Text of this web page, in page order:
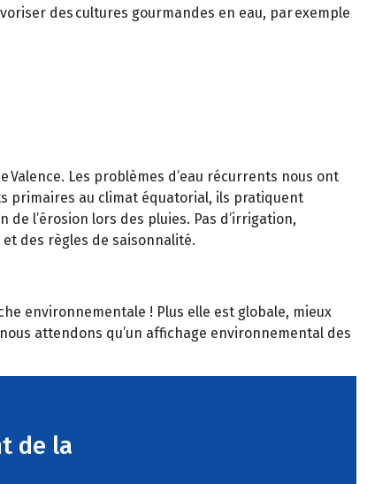
des cultures gourmandes en eau, par exemple
Valence. Les problèmes d’eau récurrents nous ont
primaires au climat équatorial, ils pratiquent
l’érosion lors des pluies. Pas d’irrigation,
des règles de saisonnalité.
environnementale ! Plus elle est globale, mieux
nous attendons qu’un affichage environnemental des
de la